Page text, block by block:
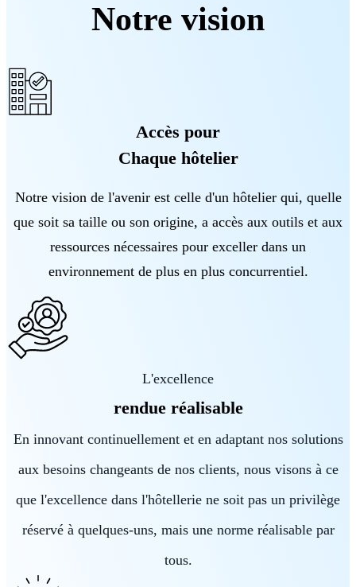
Notre vision
Accès pour
Chaque hôtelier
Notre vision de l'avenir est celle d'un hôtelier qui, quelle
que soit sa taille ou son origine, a accès aux outils et aux
ressources nécessaires pour exceller dans un
environnement de plus en plus concurrentiel.
L'excellence
rendue réalisable
En innovant continuellement et en adaptant nos solutions
aux besoins changeants de nos clients, nous visons à ce
que l'excellence dans l'hôtellerie ne soit pas un privilège
réservé à quelques-uns, mais une norme réalisable par
tous.